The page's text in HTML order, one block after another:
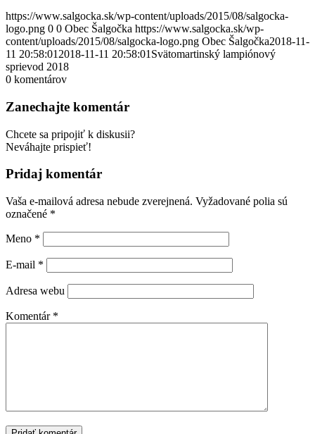
https://www.salgocka.sk/wp-content/uploads/2015/08/salgocka-
logo.png 0 0 Obec Šalgočka https://www.salgocka.sk/wp-
content/uploads/2015/08/salgocka-logo.png Obec Šalgočka2018-11-
11 20:58:01 2018-11-11 20:58:01 Svätomartinský lampiónový
sprievod 2018
0 komentárov
Zanechajte komentár
Chcete sa pripojiť k diskusii?
Neváhajte prispieť!
Pridaj komentár
Vaša e-mailová adresa nebude zverejnená. Vyžadované polia sú
označené *
Meno *
E-mail *
Adresa webu
Komentár *